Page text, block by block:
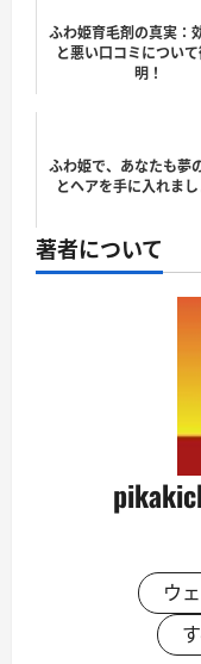
ふわ姫育毛剤の真実：
と悪い口コミについ
明！
ふわ姫で、あなたも夢
とヘアを手に入れまし
著者について
ウ